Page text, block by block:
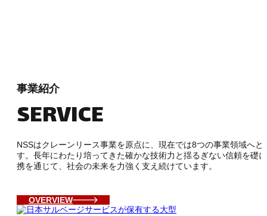
事業紹介
SERVICE
NSSはクレーンリース事業を原点に、現在では8つの事業領域へと
す。長年にわたり培ってきた確かな技術力と揺るぎない信頼を礎
携を通じて、社会の未来を力強く支え続けています。
OVERVIEW